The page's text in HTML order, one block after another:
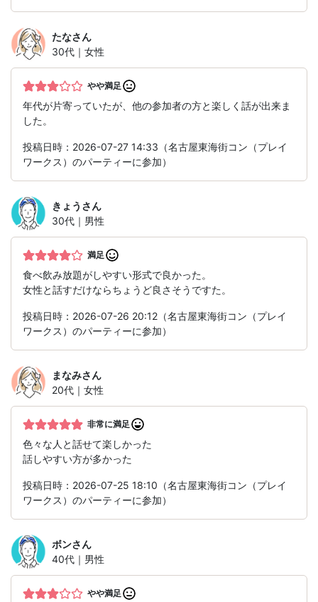
たなさん
30代｜女性
やや満足
年代が片寄っていたが、他の参加者の方と楽しく話が出来ま
した。
投稿日時：2026-07-27 14:33（名古屋東海街コン（プレイ
ワークス）のパーティーに参加）
きょう さん
30代｜男性
満足
食べ飲み放題がしやすい形式で良かった。
女性と話すだけならちょうど良さそうですた。
投稿日時：2026-07-26 20:12（名古屋東海街コン（プレイ
ワークス）のパーティーに参加）
まなみさん
20代｜女性
非常に満足
色々な人と話せて楽しかった
話しやすい方が多かった
投稿日時：2026-07-25 18:10（名古屋東海街コン（プレイ
ワークス）のパーティーに参加）
ボンさん
40代｜男性
やや満足